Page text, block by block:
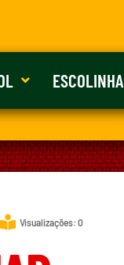
ESCOLINHA
Visualizações: 0